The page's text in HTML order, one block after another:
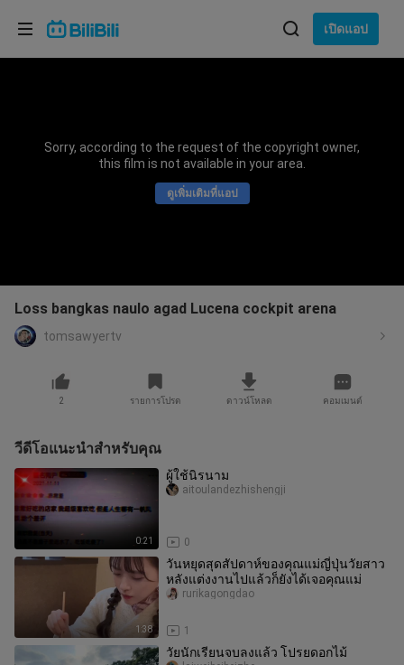
เปิดแอป
Sorry, according to the request of the copyright owner,
this film is not available in your area.
ดูเพิ่มเติมที่แอป
Loss bangkas naulo agad Lucena cockpit arena
tomsawyertv
2 รายการโปรด ดาวน์โหลด คอมเมนต์
วีดีโอแนะนำสำหรับคุณ
0:21
ผู้ใช้นิรนาม
0
aitoulandezhishengji
1:38
วันหยุดสุดสัปดาห์ของคุณแม่ญี่ปุ่นวัยสาว
หลังแต่งงานไปแล้วก็ยังได้เจอคุณแม่
1
rurikagongdao
วัยนักเรียนจบลงแล้ว โปรยดอกไม้
เลือกภาษา